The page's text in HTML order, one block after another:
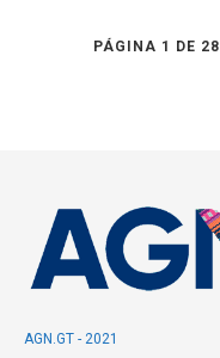
PÁGINA 1 DE 28
AGN.GT - 2021